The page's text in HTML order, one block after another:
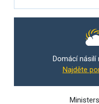
Domácí násilí
Najděte